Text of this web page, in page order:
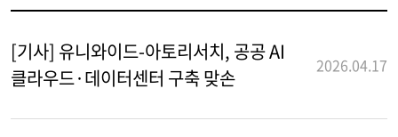
[기사] 유니와이드-아토리서치, 공공 AI
클라우드·데이터센터 구축 맞손
2026.04.17